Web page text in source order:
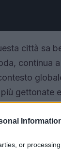
or
città sa
continua a
gettonate